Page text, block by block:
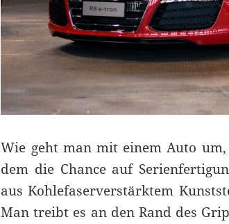
Wie geht man mit einem Auto
dem die Chance auf
aus Kohlefaserverstärktem
Man treibt es an den Rand des